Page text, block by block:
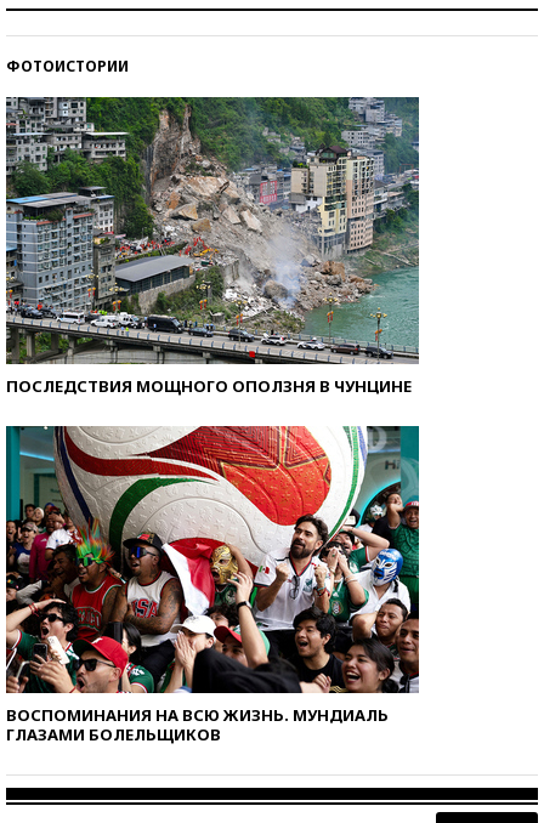
ФОТОИСТОРИИ
ПОСЛЕДСТВИЯ МОЩНОГО ОПОЛЗНЯ В ЧУНЦИНЕ
ВОСПОМИНАНИЯ НА ВСЮ ЖИЗНЬ. МУНДИАЛЬ
ГЛАЗАМИ БОЛЕЛЬЩИКОВ